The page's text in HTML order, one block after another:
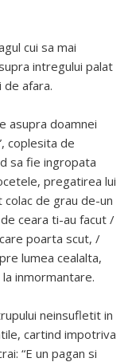
cui sa mai
intregului palat
afara.
asupra doamnei
coplesita de
sa fie ingropata
pregatirea lui
de grau de-un
ceara ti-au facut /
poarta scut, /
lumea cealalta,
inmormantare.
neinsufletit in
cartind impotriva
“E un pagan si